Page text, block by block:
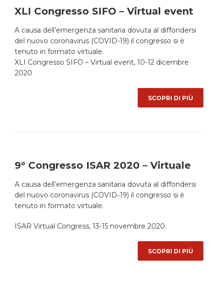
XLI Congresso SIFO – Virtual event
A causa dell’emergenza sanitaria dovuta al diffondersi
del nuovo coronavirus (COVID-19) il congresso si è
tenuto in formato virtuale.
XLI Congresso SIFO – Virtual event, 10-12 dicembre
2020
SCOPRI DI PIÙ
9° Congresso ISAR 2020 – Virtuale
A causa dell’emergenza sanitaria dovuta al diffondersi
del nuovo coronavirus (COVID-19) il congresso si è
tenuto in formato virtuale.
ISAR Virtual Congress, 13-15 novembre 2020.
SCOPRI DI PIÙ